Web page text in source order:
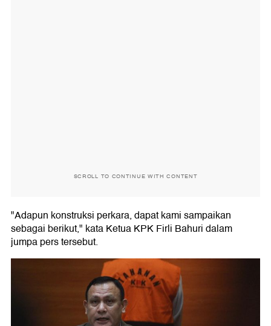
SCROLL TO CONTINUE WITH CONTENT
"Adapun konstruksi perkara, dapat kami sampaikan
sebagai berikut," kata Ketua KPK Firli Bahuri dalam
jumpa pers tersebut.